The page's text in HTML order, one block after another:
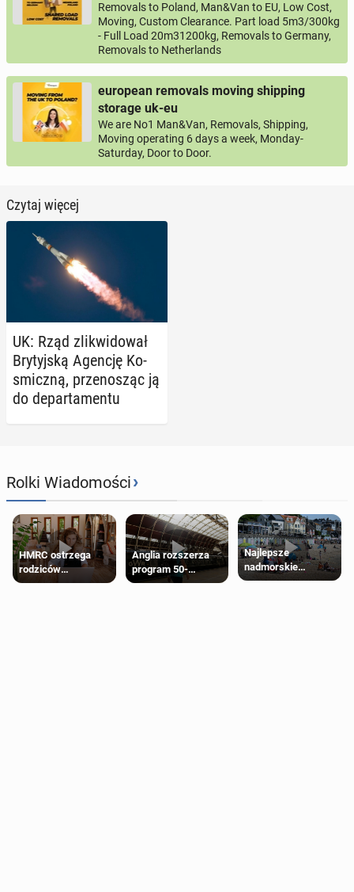
Removals to Poland, Man&Van to EU, Low Cost,
Moving, Custom Clearance. Part load 5m3/300kg
- Full Load 20m31200kg, Removals to Germany,
Removals to Netherlands
european removals moving shipping
storage uk-eu
We are No1 Man&Van, Removals, Shipping,
Moving operating 6 days a week, Monday-
Saturday, Door to Door.
Czytaj więcej
UK: Rząd zli­kwi­do­wał
Bry­tyj­ską Agencję Ko­
smicz­ną, prze­no­sząc ją
do de­par­ta­men­tu
Rolki Wiadomości›
HMRC ostrzega
rodziców
pobierających Child
Anglia rozszerza
program 50-
procentowych
Najlepsze
nadmorskie
miasteczko blisko